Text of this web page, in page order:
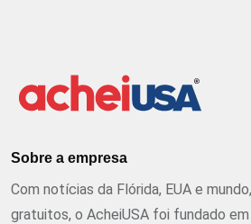
Sobre a empresa
Com notícias da Flórida, EUA e
gratuitos, o AcheiUSA foi fundado